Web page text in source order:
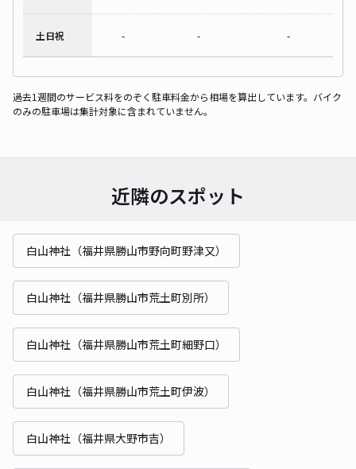
土日祝 - - -
過去1週間のサービス料をのぞく駐車料金から相場を算出しています。バイク
のみの駐車場は集計対象に含まれていません。
近隣のスポット
白山神社（福井県勝山市野向町野津又）
白山神社（福井県勝山市荒土町別所）
白山神社（福井県勝山市荒土町細野口）
白山神社（福井県勝山市荒土町伊波）
白山神社（福井県大野市吉）